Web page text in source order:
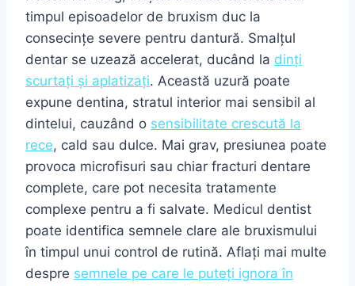
timpul episoadelor de bruxism duc la
consecințe severe pentru dantură. Smalțul
dentar se uzează accelerat, ducând la dinți
scurtați și aplatizați. Această uzură poate
expune dentina, stratul interior mai sensibil al
dintelui, cauzând o sensibilitate crescută la
rece, cald sau dulce. Mai grav, presiunea poate
provoca microfisuri sau chiar fracturi dentare
complete, care pot necesita tratamente
complexe pentru a fi salvate. Medicul dentist
poate identifica semnele clare ale bruxismului
în timpul unui control de rutină. Aflați mai multe
despre semnele pe care le puteți ignora în